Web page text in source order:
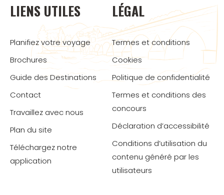
LIENS UTILES
Planifiez votre voyage
Brochures
Guide des Destinations
Contact
Travaillez avec nous
Plan du site
Téléchargez notre
application
LÉGAL
Termes et conditions
Cookies
Politique de confidentialité
Termes et conditions des
concours
Déclaration d’accessibilité
Conditions d’utilisation du
contenu généré par les
utilisateurs